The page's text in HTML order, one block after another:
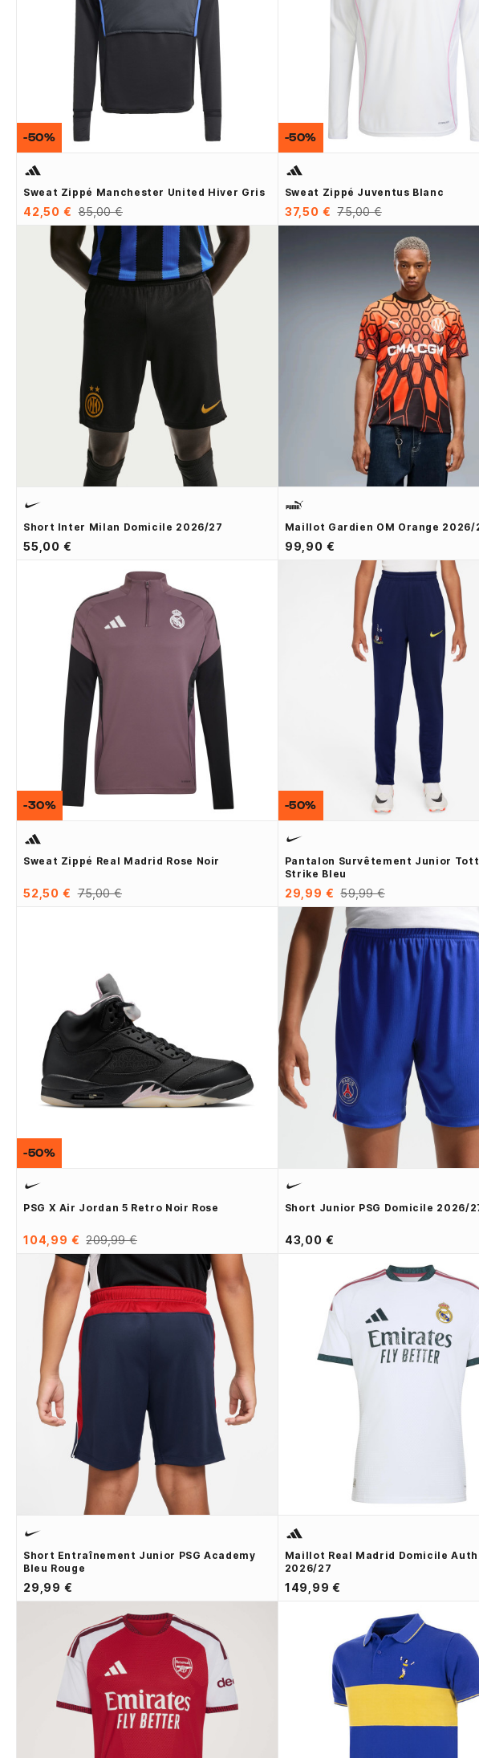
Sweat Zippé Manchester United Hiver Gris
42,50 € 85,00 €
-50%
Sweat Zippé Juventus Blanc
37,50 € 75,00 €
-50%
Short Inter Milan Domicile 2026/27
55,00 €
Maillot Gardien OM Orange 2026/
99,90 €
Sweat Zippé Real Madrid Rose Noir
52,50 € 75,00 €
-30%
Pantalon Survêtement Junior
Strike Bleu
29,99 € 59,99 €
-50%
PSG X Air Jordan 5 Retro Noir Rose
104,99 € 209,99 €
-50%
Short Junior PSG Domicile 2026/
43,00 €
Short Entraînement Junior PSG Academy
Bleu Rouge
29,99 €
Maillot Real Madrid Domicile
2026/27
149,99 €